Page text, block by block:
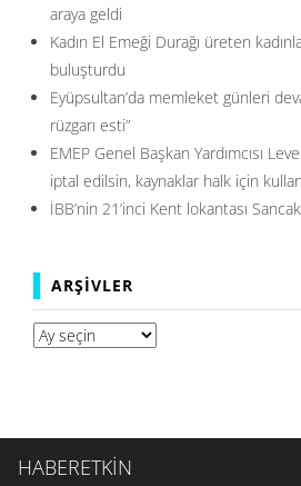
araya geldi
Kadın El Emeği Durağı üreten
buluşturdu
Eyüpsultan’da memleket günleri
rüzgarı esti”
EMEP Genel Başkan Yardımcısı
iptal edilsin, kaynaklar halk için
İBB’nin 21’inci Kent lokantası
ARŞIVLER
Arşivler
HABERETKİN